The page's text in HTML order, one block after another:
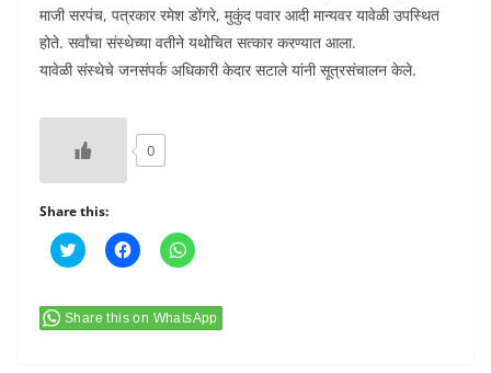
माजी सरपंच, पत्रकार रमेश डोंगरे, मुकुंद पवार आदी मान्यवर यावेळी उपस्थित
होते. सर्वांचा संस्थेच्या वतीने यथोचित सत्कार करण्यात आला.
यावेळी संस्थेचे जनसंपर्क अधिकारी केदार सटाले यांनी सूत्रसंचालन केले.
0
Share this:
C
l
k
t
o
C
l
k
t
o
C
l
k
t
o
Share this on WhatsApp